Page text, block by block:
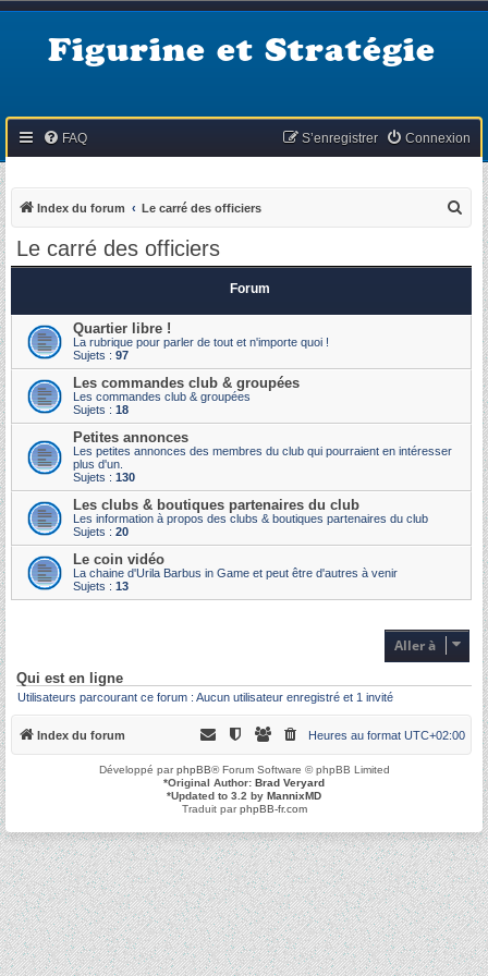
Figurine et Stratégie
FAQ Connexion
S’enregistrer
Index du forum Le carré des officiers
Le carré des officiers
Forum
Quartier libre !
La rubrique pour parler de tout et n'importe quoi !
Sujets : 97
Les commandes club & groupées
Les commandes club & groupées
Sujets : 18
Petites annonces
Les petites annonces des membres du club qui pourraient en intéresser
plus d'un.
Sujets : 130
Les clubs & boutiques partenaires du club
Les information à propos des clubs & boutiques partenaires du club
Sujets : 20
Le coin vidéo
La chaine d'Urila Barbus in Game et peut être d'autres à venir
Sujets : 13
Aller à
Qui est en ligne
Utilisateurs parcourant ce forum : Aucun utilisateur enregistré et 1 invité
Index du forum Heures au format UTC+02:00
Développé parphpBB® Forum Software © phpBB Limited
*Original Author: Brad Veryard
*Updated to 3.2 by MannixMD
Traduit parphpBB-fr.com